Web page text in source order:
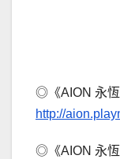
◎《AION 永恆
http://
◎《AION 永恆